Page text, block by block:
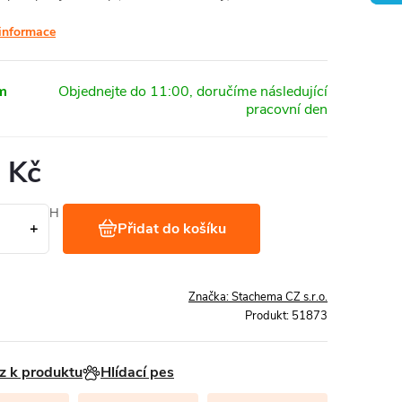
bez DPH
kg Přidat do košíku
Značka:Stachema CZ s.r.o.
Produkt: 51873
k produktu Hlídací pes